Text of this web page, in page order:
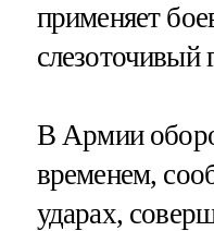
применяет
слезоточивый
В Армии
временем,
ударах,